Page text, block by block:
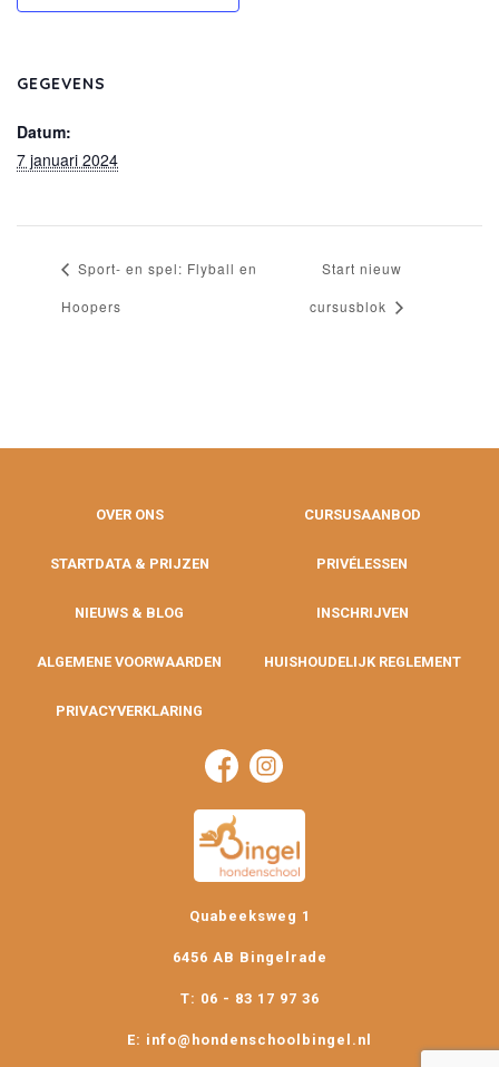
GEGEVENS
Datum:
7 januari 2024
Sport- en spel: Flyball en
Hoopers
Start nieuw
cursusblok
OVER ONS CURSUSAANBOD
STARTDATA & PRIJZEN PRIVÉLESSEN
NIEUWS & BLOG INSCHRIJVEN
ALGEMENE VOORWAARDEN HUISHOUDELIJK REGLEMENT
PRIVACYVERKLARING
Quabeeksweg 1
6456 AB Bingelrade
T: 06 - 83 17 97 36
E: info@hondenschoolbingel.nl